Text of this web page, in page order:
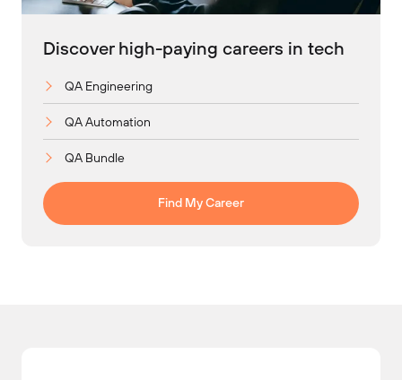
Discover high-paying careers in tech
QA Engineering
QA Automation
QA Bundle
Find My Career